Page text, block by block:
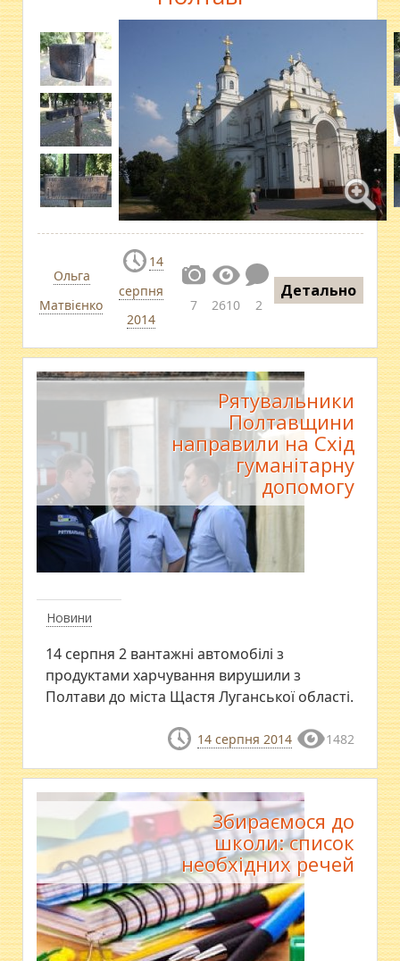
Ольга
Матвієнко
14
серпня
2014
7 2610 2
Детально
Новини
Рятувальники
Полтавщини
направили на Схід
гуманітарну
допомогу
14 серпня 2 вантажні автомобілі з
продуктами харчування вирушили з
Полтави до міста Щастя Луганської області.
14 серпня 2014 1482
Збираємося до
школи: список
необхідних речей